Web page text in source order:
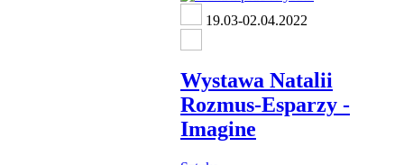
19.03-02.04.2022
Wystawa Natalii
Rozmus-Esparzy -
Imagine